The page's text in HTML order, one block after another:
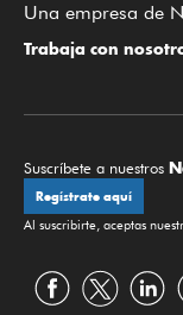
Una empresa de
Trabaja con
Suscríbete a nuestros
Regístrate aquí
Al suscribirte, aceptas